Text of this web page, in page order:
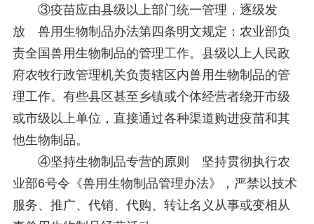
③疫苗应由县级以上部门统一管理，逐级发
放 兽用生物制品办法第四条明文规定：农业部负
责全国兽用生物制品的管理工作。县级以上人民政
府农牧行政管理机关负责辖区内兽用生物制品的管
理工作。有些县区甚至乡镇或个体经营者绕开市级
或市级以上单位，直接通过各种渠道购进疫苗和其
他生物制品。
④坚持生物制品专营的原则 坚持贯彻执行农
业部6号令《兽用生物制品管理办法》，严禁以技术
服务、推广、代销、代购、转让名义从事或变相从